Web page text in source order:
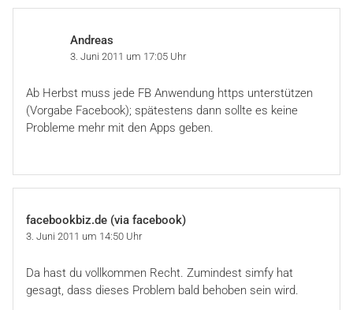
Andreas
3. Juni 2011 um 17:05 Uhr
Ab Herbst muss jede FB Anwendung https unterstützen
(Vorgabe Facebook); spätestens dann sollte es keine
Probleme mehr mit den Apps geben.
facebookbiz.de (via facebook)
3. Juni 2011 um 14:50 Uhr
Da hast du vollkommen Recht. Zumindest simfy hat
gesagt, dass dieses Problem bald behoben sein wird.